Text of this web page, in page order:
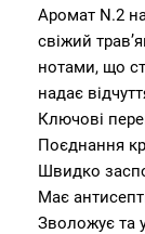
Аромат N.2
свіжий
нотами, що
надає
Ключові
Поєднання
Швидко
Має
Зволожує та